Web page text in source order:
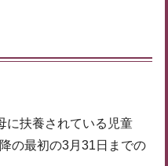
に扶養されている児童
の最初の3月31日までの